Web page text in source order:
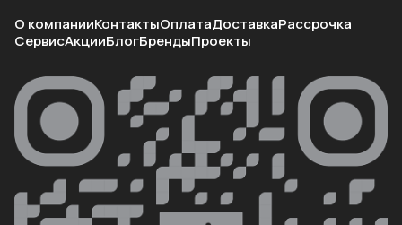
О компанииКонтактыОплатаДоставкаРассрочка
СервисАкцииБлогБрендыПроекты